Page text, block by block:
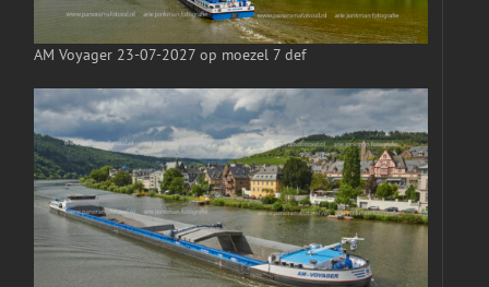
AM Voyager 23-07-2027 op moezel 7 def